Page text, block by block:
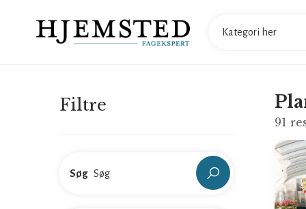
Filtre
Søg
91